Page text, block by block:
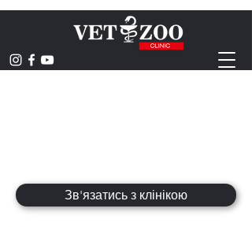
Зв'язатись з клінікою